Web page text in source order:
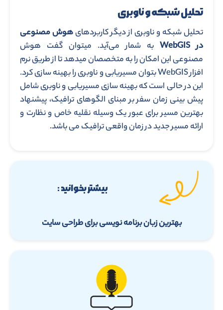
تحلیل شبکه و ناوبری
تحلیل شبکه و ناوبری از دیگر کاربردهایهوش مصنوعی
در WebGIS
به شمار می‌آید. میتوان گفت هوش
مصنوعی این امکان را به متخصصان میدهد تا از طریق نرم
افزار WebGIS بتوان مسیریابی و ناوبری را بهینه سازی کرد.
این در حالی است که بهینه سازی مسیریابی و ناوبری شامل
پیش بینی زمان سفر بر مبنای الگوهای ترافیک، پیشنهاد
بهترین مسیر برای عبور یک وسیله نقلیه خاص و نظارت و
ارائه مسیر جدید در زمان واقعی ترافیک می باشد.
بیشتر بخوانید :
بهترین زبان برنامه نویسی برای طراحی سایت